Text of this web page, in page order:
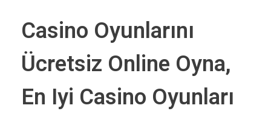
Casino Oyunlarını
Ücretsiz Online Oyna,
En Iyi Casino Oyunları